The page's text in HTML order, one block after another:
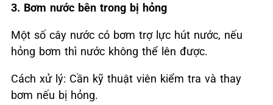
3. Bơm nước bên trong bị hỏng
Một số cây nước có bơm trợ lực hút nước, nếu
hỏng bơm thì nước không thể lên được.
Cách xử lý: Cần kỹ thuật viên kiểm tra và thay
bơm nếu bị hỏng.